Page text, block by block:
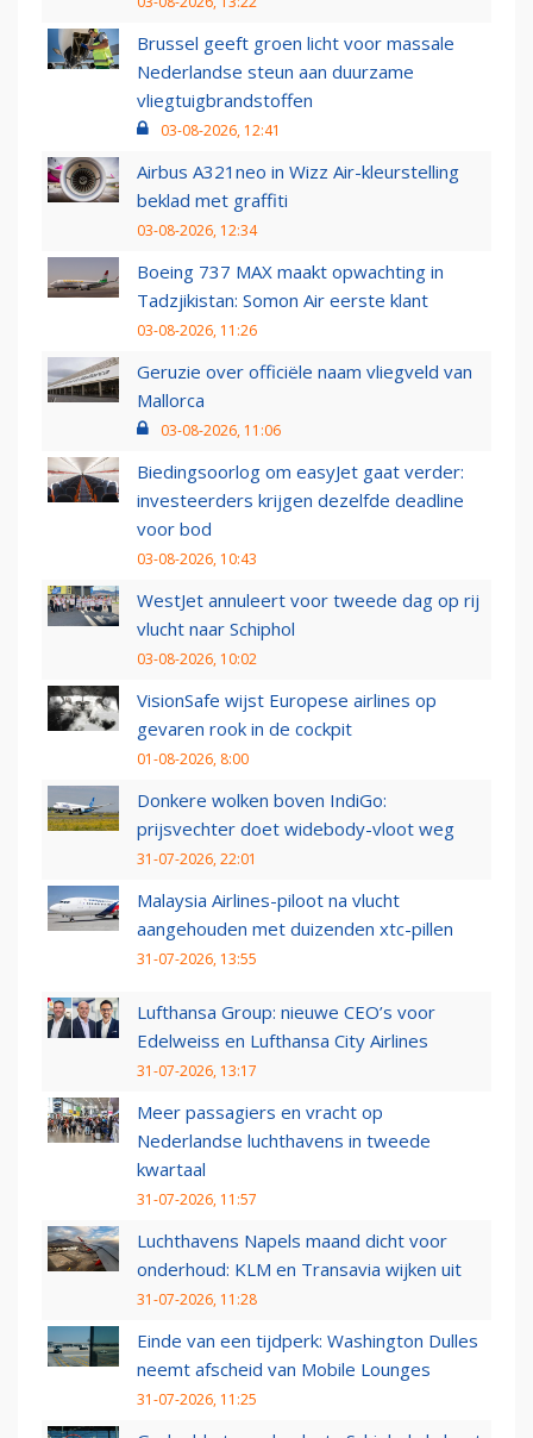
Brussel geeft groen licht voor massale
Nederlandse steun aan duurzame
vliegtuigbrandstoffen
03-08-2026, 12:41
Airbus A321neo in Wizz Air-kleurstelling
beklad met graffiti
03-08-2026, 12:34
Boeing 737 MAX maakt opwachting in
Tadzjikistan: Somon Air eerste klant
03-08-2026, 11:26
Geruzie over officiële naam vliegveld van
Mallorca
03-08-2026, 11:06
Biedingsoorlog om easyJet gaat verder:
investeerders krijgen dezelfde deadline
voor bod
03-08-2026, 10:43
WestJet annuleert voor tweede dag op rij
vlucht naar Schiphol
03-08-2026, 10:02
VisionSafe wijst Europese airlines op
gevaren rook in de cockpit
01-08-2026, 8:00
Donkere wolken boven IndiGo:
prijsvechter doet widebody-vloot weg
31-07-2026, 22:01
Malaysia Airlines-piloot na vlucht
aangehouden met duizenden xtc-pillen
31-07-2026, 13:55
Lufthansa Group: nieuwe CEO’s voor
Edelweiss en Lufthansa City Airlines
31-07-2026, 13:17
Meer passagiers en vracht op
Nederlandse luchthavens in tweede
kwartaal
31-07-2026, 11:57
Luchthavens Napels maand dicht voor
onderhoud: KLM en Transavia wijken uit
31-07-2026, 11:28
Einde van een tijdperk: Washington Dulles
neemt afscheid van Mobile Lounges
31-07-2026, 11:25